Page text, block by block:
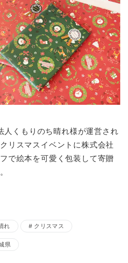
人くもりのち晴れ様が運営され
リスマスイベントに株式会社
で絵本を可愛く包装して寄贈
れ クリスマス
県